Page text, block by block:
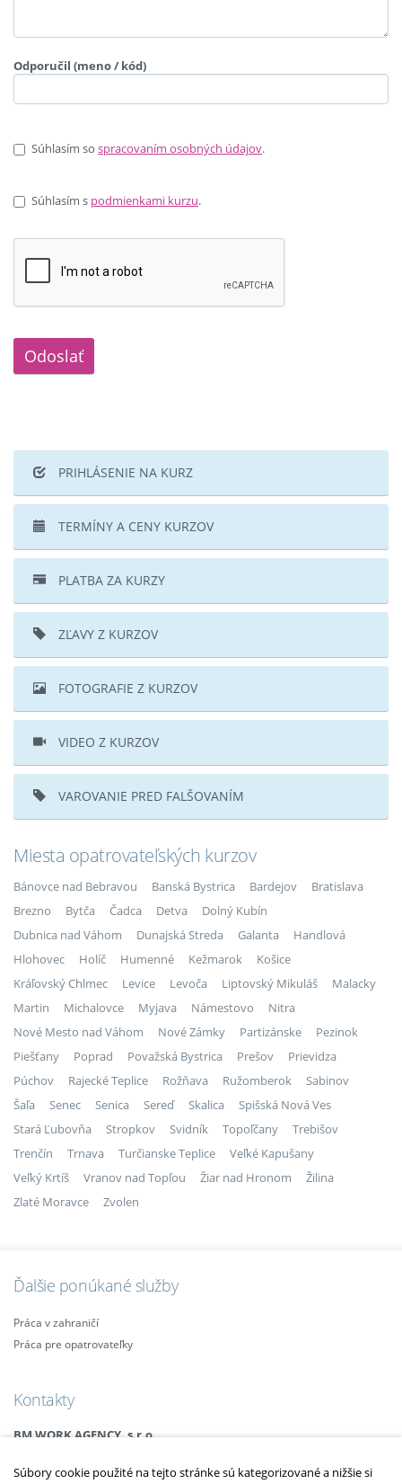
Odporučil (meno / kód)
Súhlasím so spracovaním osobných údajov.
Súhlasím s podmienkami kurzu.
Odoslať
PRIHLÁSENIE NA KURZ
TERMÍNY A CENY KURZOV
PLATBA ZA KURZY
ZĽAVY Z KURZOV
FOTOGRAFIE Z KURZOV
VIDEO Z KURZOV
VAROVANIE PRED FALŠOVANÍM
Miesta opatrovateľských kurzov
Bánovce nad Bebravou Banská Bystrica Bardejov
Bratislava
Brezno
Bytča Čadca Detva
Dolný Kubín
Dubnica nad Váhom
Dunajská Streda Galanta
Handlová
Hlohovec
Holíč Humenné Kežmarok
Košice
Kráľovský Chlmec
Levice Levoča Liptovský Mikuláš
Malacky
Martin
Michalovce Myjava Námestovo
Nitra
Nové Mesto nad Váhom
Nové Zámky Partizánske
Pezinok
Piešťany
Poprad Považská Bystrica Prešov
Prievidza
Púchov
Rajecké Teplice Rožňava Ružomberok
Sabinov
Šaľa
Senec Senica Sereď Skalica
Spišská Nová Ves
Stará Ľubovňa
Stropkov Svidník Topoľčany
Trebišov
Trenčín
Trnava Turčianske Teplice
Veľké Kapušany
Veľký Krtíš
Vranov nad Topľou Žiar nad Hronom
Žilina
Zlaté Moravce
Zvolen
Ďalšie ponúkané služby
Práca v zahraničí
Práca pre opatrovateľky
Kontakty
BM WORK AGENCY, s.r.o.
Email:
info@bmagency.sk
Súbory cookie použité na tejto stránke sú kategorizované a nižšie si